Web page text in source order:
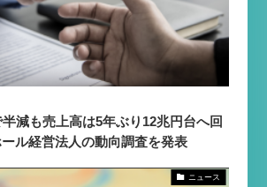
減も売上高は5年ぶり12兆円台へ回
ル経営法人の動向調査を発表
ニュース